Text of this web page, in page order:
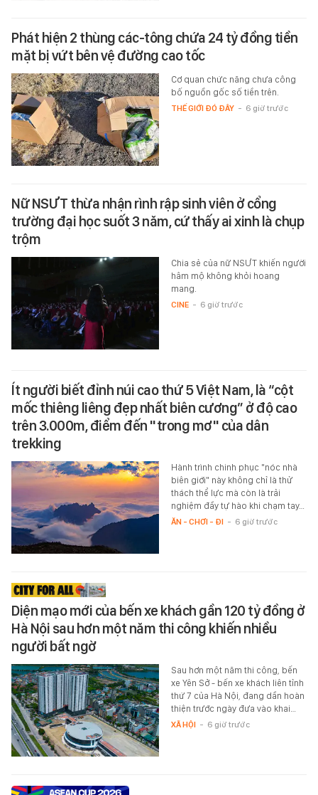
Phát hiện 2 thùng các-tông chứa 24 tỷ đồng tiền
mặt bị vứt bên vệ đường cao tốc
Cơ quan chức năng chưa công
bố nguồn gốc số tiền trên.
THẾ GIỚI ĐÓ ĐÂY - 6 giờ trước
Nữ NSƯT thừa nhận rình rập sinh viên ở cổng
trường đại học suốt 3 năm, cứ thấy ai xinh là chụp
trộm
Chia sẻ của nữ NSƯT khiến người
hâm mộ không khỏi hoang
mang.
CINE - 6 giờ trước
Ít người biết đỉnh núi cao thứ 5 Việt Nam, là “cột
mốc thiêng liêng đẹp nhất biên cương” ở độ cao
trên 3.000m, điểm đến "trong mơ" của dân
trekking
Hành trình chinh phục "nóc nhà
biên giới" này không chỉ là thử
thách thể lực mà còn là trải
nghiệm đầy tự hào khi chạm tay…
ĂN - CHƠI - ĐI - 6 giờ trước
Diện mạo mới của bến xe khách gần 120 tỷ đồng ở
Hà Nội sau hơn một năm thi công khiến nhiều
người bất ngờ
Sau hơn một năm thi công, bến
xe Yên Sở - bến xe khách liên tỉnh
thứ 7 của Hà Nội, đang dần hoàn
thiện trước ngày đưa vào khai…
XÃ HỘI - 6 giờ trước